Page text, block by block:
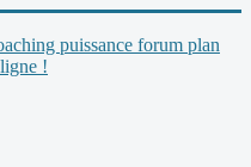
puissance forum plan
!